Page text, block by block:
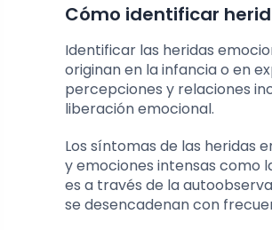
Cómo identificar
Identificar las heridas
originan en la infancia o en
percepciones y relaciones
liberación emocional.
Los síntomas de las heridas
y emociones intensas como
es a través de la
se desencadenan con